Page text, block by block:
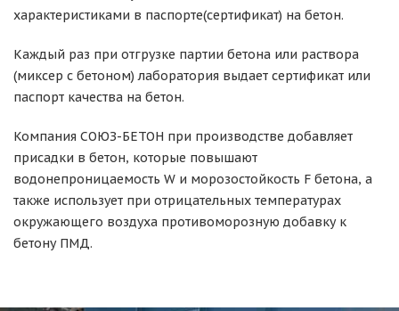
характеристиками в паспорте(сертификат) на бетон.
Каждый раз при отгрузке партии бетона или раствора
(миксер с бетоном) лаборатория выдает сертификат или
паспорт качества на бетон.
Компания СОЮЗ-БЕТОН при производстве добавляет
присадки в бетон, которые повышают
водонепроницаемость W и морозостойкость F бетона, а
также использует при отрицательных температурах
окружающего воздуха противоморозную добавку к
бетону ПМД.